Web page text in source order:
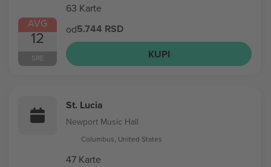
AVG
12
SRE
63 Karte
od5.744 RSD
KUPI
St. Lucia
Newport Music Hall
Columbus, United States
47 Karte